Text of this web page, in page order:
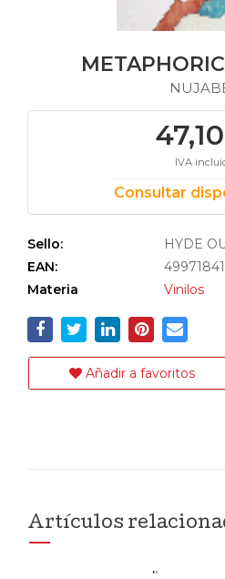
IVA
Consultar
Sello:
HYDE
EAN:
Materia
Vinilos
Añadir a favoritos
Artículos